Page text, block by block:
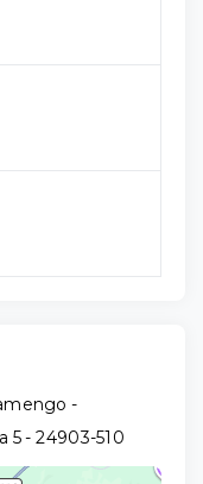
-
5- 24903-510